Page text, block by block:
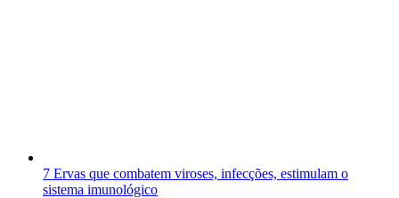
7 Ervas que combatem viroses, infecções, estimulam o
sistema imunológico